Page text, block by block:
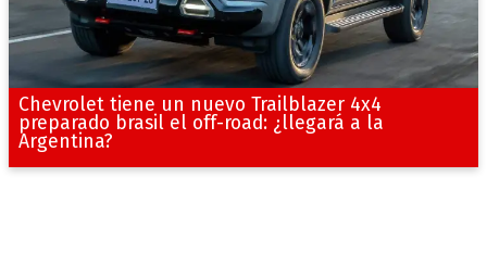
Chevrolet tiene un nuevo Trailblazer 4x4
preparado brasil el off-road: ¿llegará a la
Argentina?